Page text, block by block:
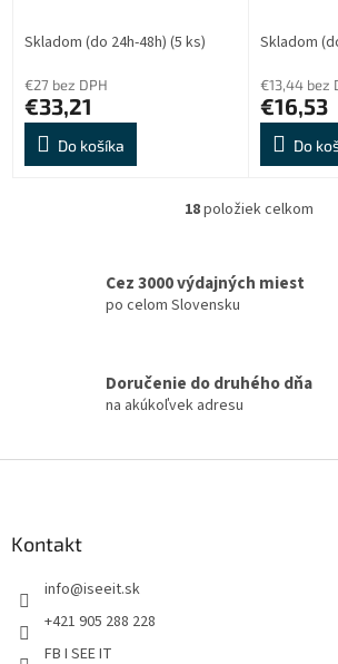
čierna
Skladom (do 24h-48h) (5 ks)
€27 bez DPH
€33,21
Do košíka
Skladom
€13,44 bez
€16,53
Do
O
á
e
18položiek celkom
Cez 3000 výdajných miest
po celom Slovensku
Doručenie do druhého dňa
na akúkoľvek adresu
Kontakt
info@iseeit.sk
+421 905 288 228
FB I SEE IT